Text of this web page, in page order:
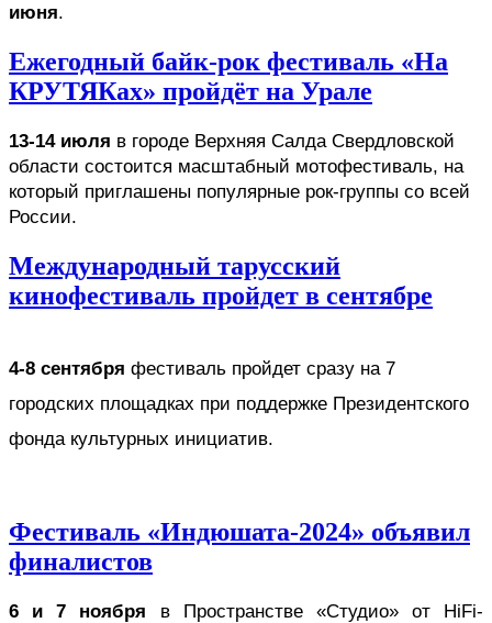
июня.
Ежегодный байк-рок фестиваль «На
КРУТЯКах» пройдёт на Урале
13-14 июля в городе Верхняя Салда Свердловской
области состоится масштабный мотофестиваль, на
который приглашены популярные рок-группы со всей
России.
Международный тарусский
кинофестиваль пройдет в сентябре
4-8 сентября фестиваль пройдет сразу на 7
городских площадках при поддержке Президентского
фонда культурных инициатив.
Фестиваль «Индюшата-2024» объявил
финалистов
6 и 7 ноября в Пространстве «Студио» от HiFi-